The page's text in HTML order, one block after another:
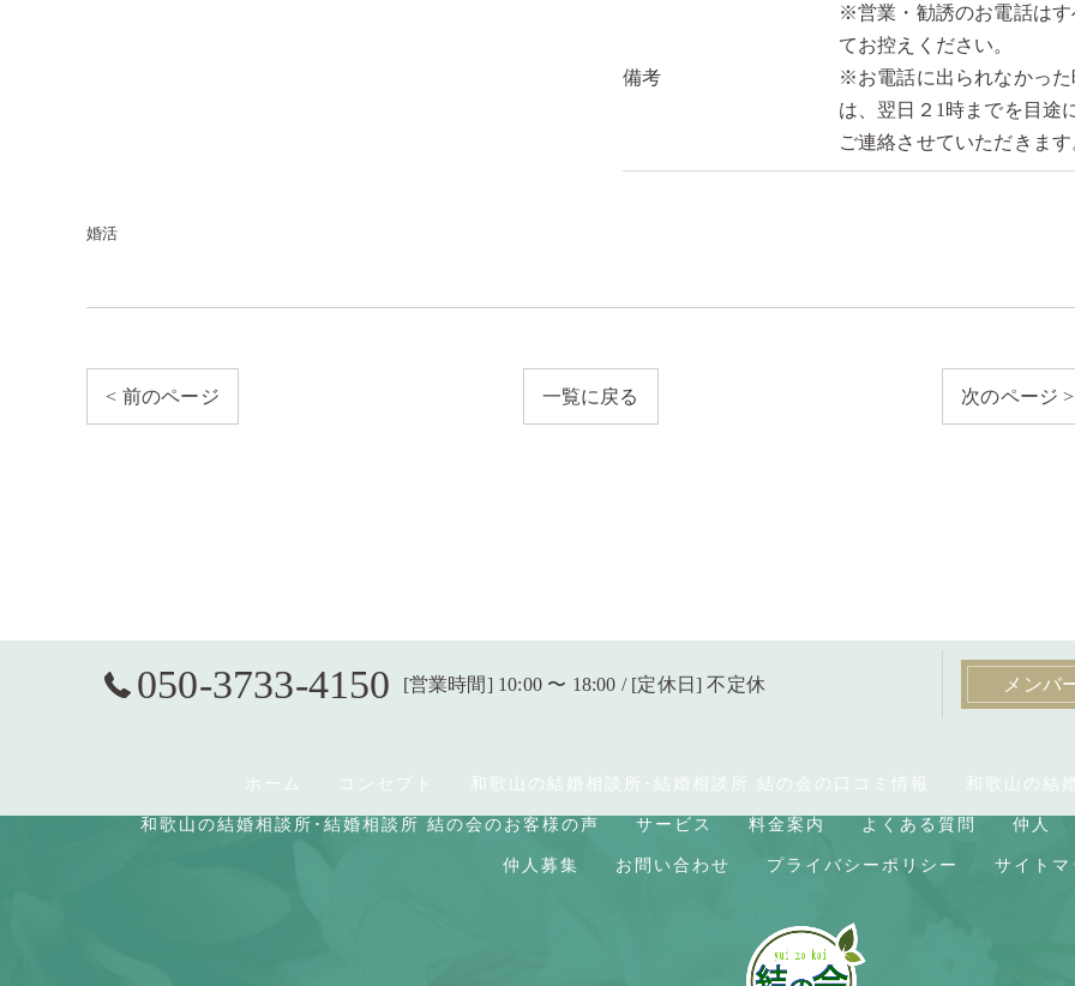
備考
※営業・勧誘のお電話はす
てお控えください。
※お電話に出られなかった
は、翌日２1時までを目途
ご連絡させていただきます
婚活
< 前のページ 一覧に戻る 次のページ >
050-3733-4150 [営業時間] 10:00 〜 18:00 / [定休日] 不定休 メンバ
ホーム コンセプト 和歌山の結婚相談所･結婚相談所 結の会の口コミ情報 和歌山の結
和歌山の結婚相談所･結婚相談所 結の会のお客様の声 サービス 料金案内 よくある質問 仲人
仲人募集 お問い合わせ プライバシーポリシー サイトマ